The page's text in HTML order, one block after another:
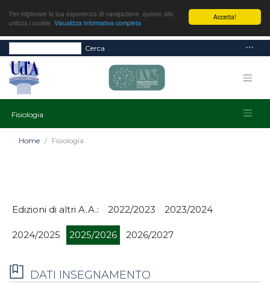
Accetta!
Per migliorare la tua esperienza di navigazione, questo sito
utilizza i cookie. Visualizza informativa completa
Cerca
Fisiologia
Home Fisiologia
Edizioni di altri A.A.: 2022/2023 2023/2024
2024/2025 2025/2026 2026/2027
DATI INSEGNAMENTO